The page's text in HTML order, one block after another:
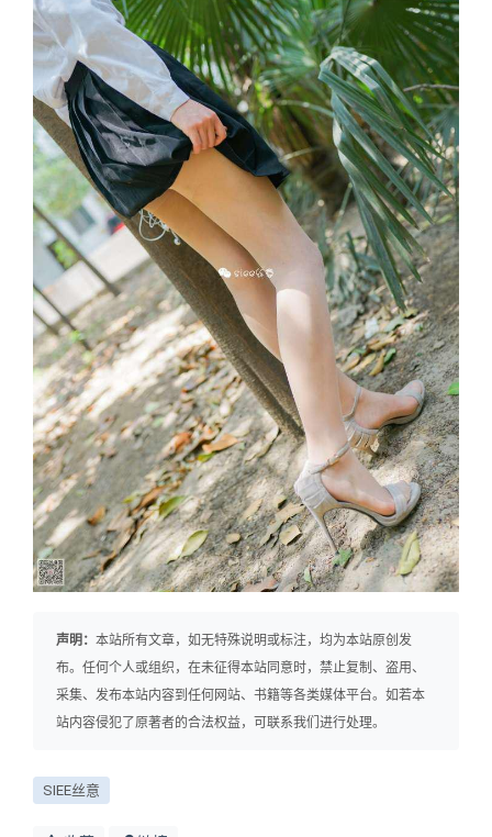
声明： 本站所有文章，如无特殊说明或标注，均为本站原创发
布。任何个人或组织，在未征得本站同意时，禁止复制、盗用、
采集、发布本站内容到任何网站、书籍等各类媒体平台。如若本
站内容侵犯了原著者的合法权益，可联系我们进行处理。
SIEE丝意